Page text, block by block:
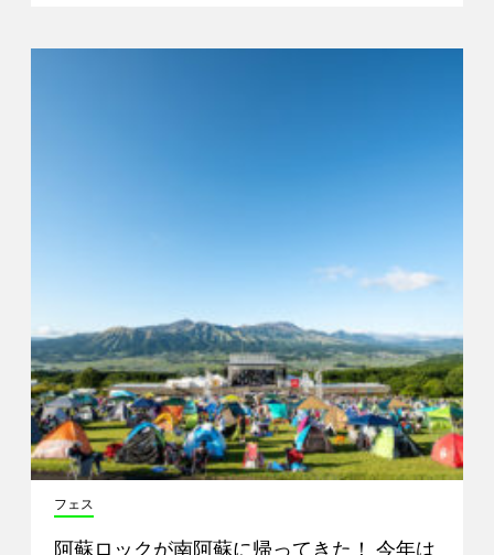
フェス
阿蘇ロックが南阿蘇に帰ってきた！ 今年は